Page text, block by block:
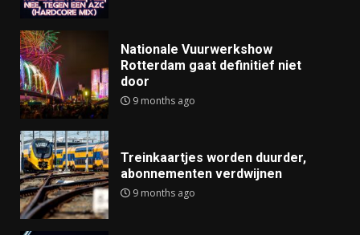
Nationale Vuurwerkshow
Rotterdam gaat definitief niet
door
9 months ago
Treinkaartjes worden duurder,
abonnementen verdwijnen
9 months ago